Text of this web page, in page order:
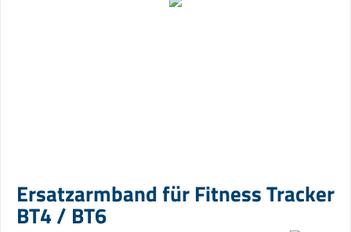
Ersatzarmband für Fitness Tracker
BT4 / BT6